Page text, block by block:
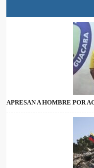
APRESAN A HOMBRE POR